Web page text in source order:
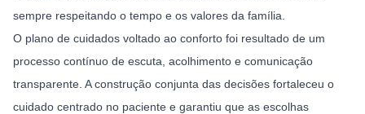
sempre respeitando o tempo e os valores da família.
O plano de cuidados voltado ao conforto foi resultado de um
processo contínuo de escuta, acolhimento e comunicação
transparente. A construção conjunta das decisões fortaleceu o
cuidado centrado no paciente e garantiu que as escolhas